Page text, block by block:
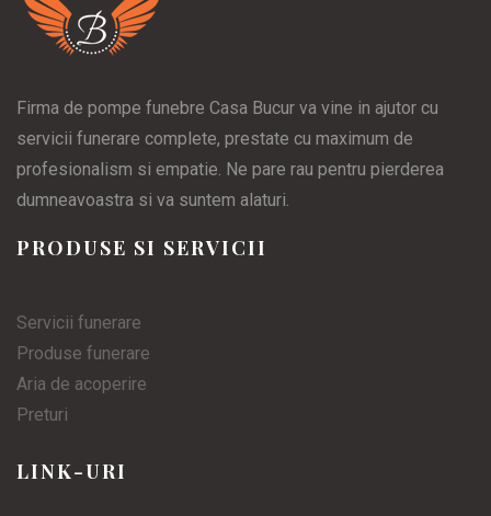
Firma de pompe funebre Casa Bucur va vine in ajutor cu
servicii funerare complete, prestate cu maximum de
profesionalism si empatie. Ne pare rau pentru pierderea
dumneavoastra si va suntem alaturi.
PRODUSE SI SERVICII
Servicii funerare
Produse funerare
Aria de acoperire
Preturi
LINK-URI